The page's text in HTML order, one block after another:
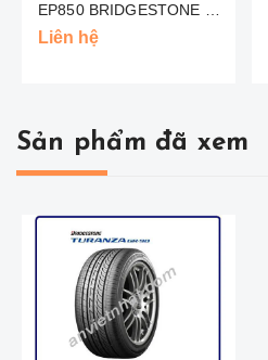
EP850 BRIDGESTONE -
TL
Liên hệ
Sản phẩm đã xem